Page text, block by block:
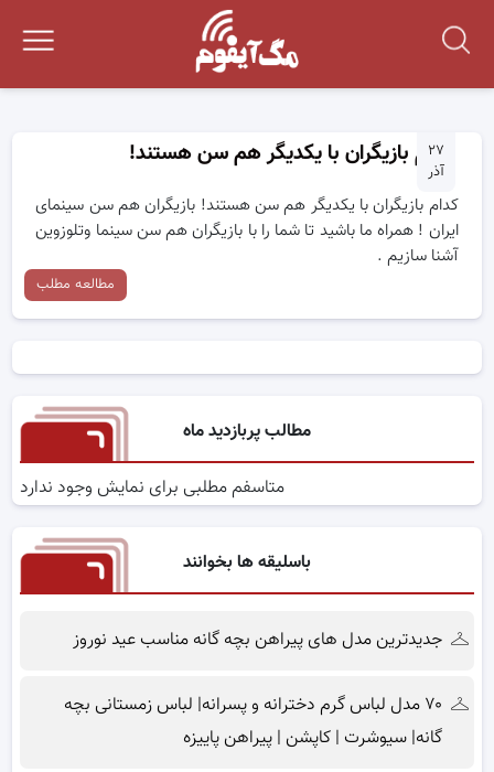
۲۷
آذر
کدام بازیگران با یکدیگر هم سن هستند!
کدام بازیگران با یکدیگر هم سن هستند! بازیگران هم سن سینمای
ایران ! همراه ما باشید تا شما را با بازیگران هم سن سینما وتلوزوین
آشنا سازیم .
مطالعه مطلب
مطالب پربازدید ماه
متاسفم مطلبی برای نمایش وجود ندارد
باسلیقه ها بخوانند
جدیدترین مدل های پیراهن بچه گانه مناسب عید نوروز
۷۰ مدل لباس گرم دخترانه و پسرانه| لباس زمستانی بچه
گانه| سیوشرت | کاپشن | پیراهن پاییزه